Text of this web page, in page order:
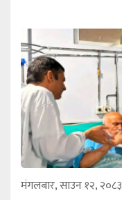
मंगलबार, साउन १२, २०८३